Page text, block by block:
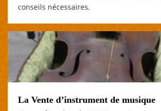
conseils nécessaires.
La Vente d’instrument de musique